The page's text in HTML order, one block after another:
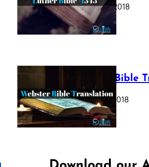
October 17, 2018
Webster Bible
October 11, 2018